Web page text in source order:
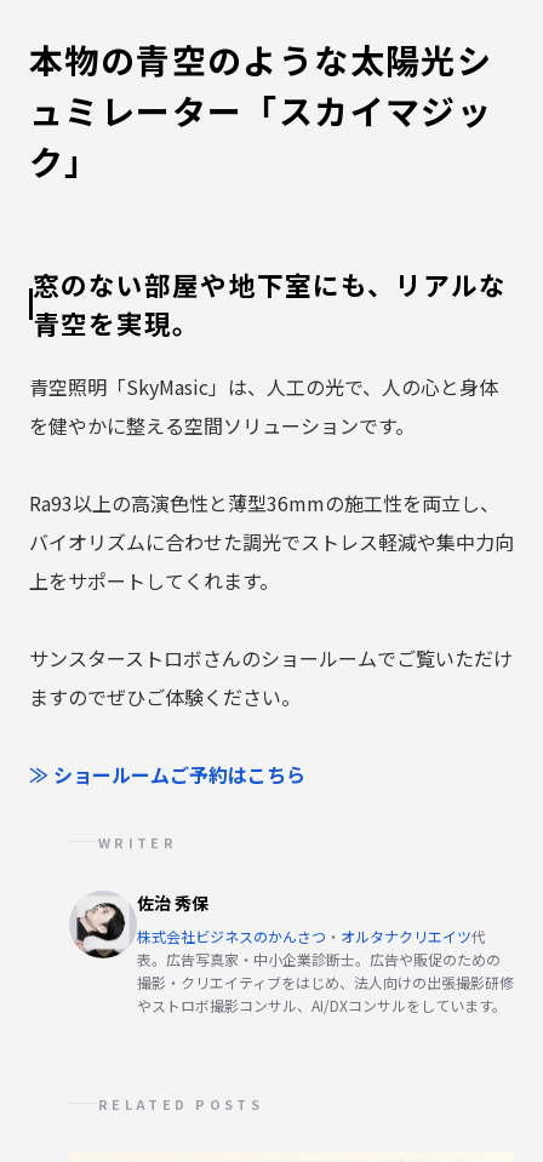
本物の青空のような太陽光シ
ュミレーター「スカイマジッ
ク」
窓のない部屋や地下室にも、リアルな
青空を実現。
青空照明「SkyMasic」は、人工の光で、人の心と身体
を健やかに整える空間ソリューションです。
Ra93以上の高演色性と薄型36mmの施工性を両立し、
バイオリズムに合わせた調光でストレス軽減や集中力向
上をサポートしてくれます。
サンスターストロボさんのショールームでご覧いただけ
ますのでぜひご体験ください。
≫ ショールームご予約はこちら
WRITER
佐治 秀保
株式会社ビジネスのかんさつ ・ オルタナクリエイツ代
表。広告写真家・中小企業診断士。広告や販促のための
撮影・クリエイティブをはじめ、法人向けの出張撮影研修
やストロボ撮影コンサル、AI/DXコンサルをしています。
RELATED POSTS